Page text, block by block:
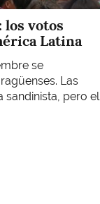
los votos
Latina
se
Las
sandinista, pero el